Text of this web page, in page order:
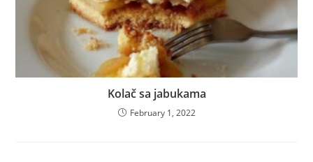
Kolač sa jabukama
February 1, 2022